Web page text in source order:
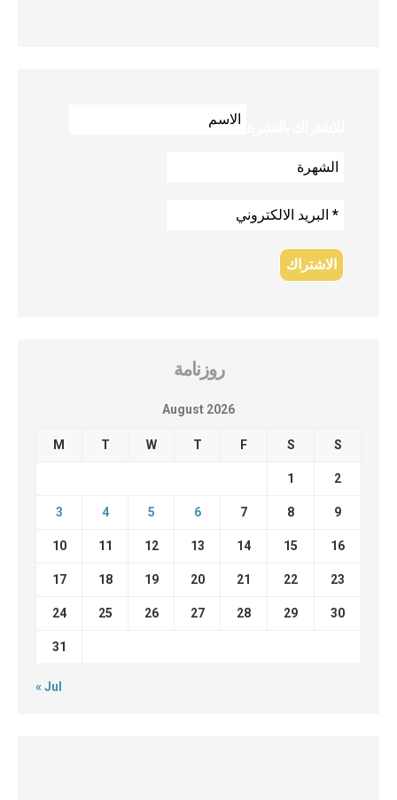
روزنامة
August 2026
M T W T F S S
1 2
3 4 5 6 7 8 9
10 11 12 13 14 15 16
17 18 19 20 21 22 23
24 25 26 27 28 29 30
31
« Jul